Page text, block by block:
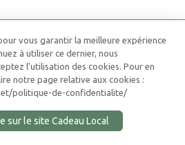
vous garantir la meilleure expérience
à utiliser ce dernier, nous
l'utilisation des cookies. Pour en
notre page relative aux cookies :
politique-de-confidentialite/
sur le site Cadeau Local